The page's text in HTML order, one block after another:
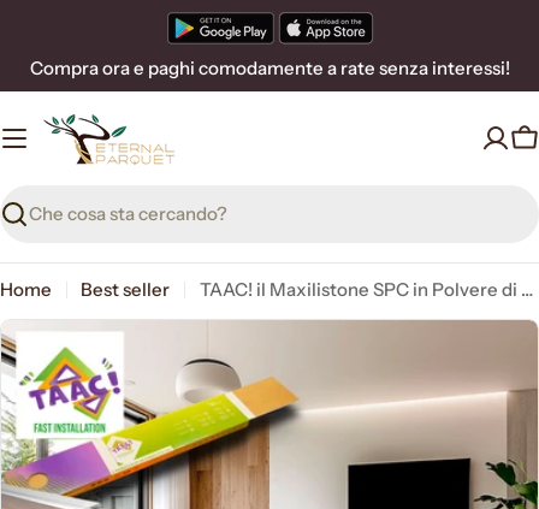
contenuto
Compra ora e paghi comodamente a rate senza interessi!
Ricerca
Home Best seller TAAC! il Maxilistone SPC in Polvere di Pietra ULTRAREAL Fast-click 6mm (sp.5+1) 1524x228mm ATHENA (prezzo al m²)